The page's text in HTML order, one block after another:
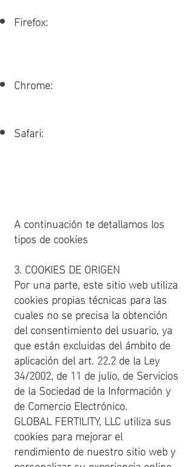
Firefox:
Chrome:
Safari:
A continuación te detallamos los
tipos de cookies
3. COOKIES DE ORIGEN
Por una parte, este sitio web utiliza
cookies propias técnicas para las
cuales no se precisa la obtención
del consentimiento del usuario, ya
que están excluidas del ámbito de
aplicación del art. 22.2 de la Ley
34/2002, de 11 de julio, de Servicios
de la Sociedad de la Información y
de Comercio Electrónico.
GLOBAL FERTILITY, LLC utiliza sus
cookies para mejorar el
rendimiento de nuestro sitio web y